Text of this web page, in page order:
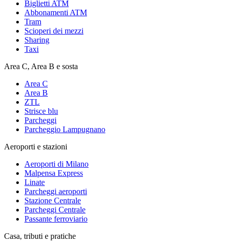
Biglietti ATM
Abbonamenti ATM
Tram
Scioperi dei mezzi
Sharing
Taxi
Area C, Area B e sosta
Area C
Area B
ZTL
Strisce blu
Parcheggi
Parcheggio Lampugnano
Aeroporti e stazioni
Aeroporti di Milano
Malpensa Express
Linate
Parcheggi aeroporti
Stazione Centrale
Parcheggi Centrale
Passante ferroviario
Casa, tributi e pratiche